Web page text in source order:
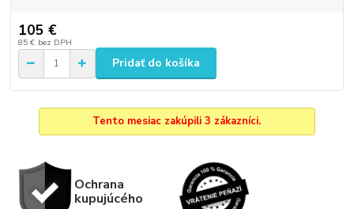
105 €
85 € bez DPH
Pridať do košíka
Tento mesiac zakúpili 3 zákazníci.
Ochrana
kupujúcého